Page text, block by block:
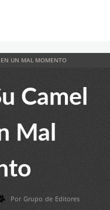
EN UN MAL MOMENTO
Camel
Mal
PorGrupo de Editores